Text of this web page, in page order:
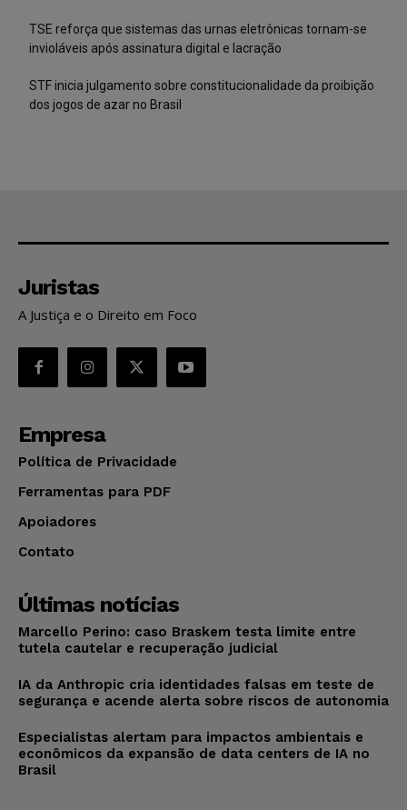
TSE reforça que sistemas das urnas eletrônicas tornam-se
invioláveis após assinatura digital e lacração
STF inicia julgamento sobre constitucionalidade da proibição
dos jogos de azar no Brasil
Juristas
A Justiça e o Direito em Foco
Empresa
Política de Privacidade
Ferramentas para PDF
Apoiadores
Contato
Últimas notícias
Marcello Perino: caso Braskem testa limite entre
tutela cautelar e recuperação judicial
IA da Anthropic cria identidades falsas em teste de
segurança e acende alerta sobre riscos de autonomia
Especialistas alertam para impactos ambientais e
econômicos da expansão de data centers de IA no
Brasil